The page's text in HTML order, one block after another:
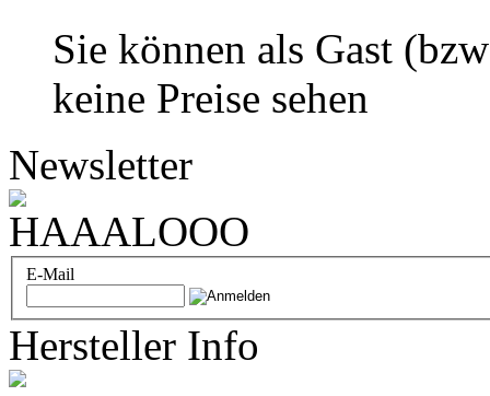
Sie können als Gast
keine Preise sehen
Newsletter
E-Mail
Hersteller Info